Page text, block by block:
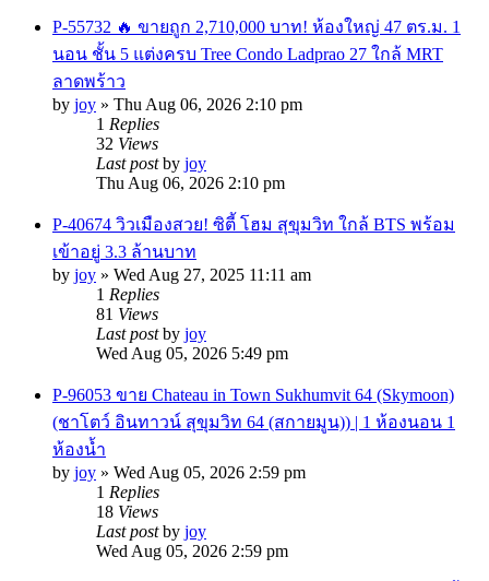
P-55732 🔥 ขายถูก 2,710,000 บาท! ห้องใหญ่ 47 ตร.ม. 1
นอน ชั้น 5 แต่งครบ Tree Condo Ladprao 27 ใกล้ MRT
ลาดพร้าว
by joy » Thu Aug 06, 2026 2:10 pm
1 Replies
32 Views
Last postby joy
Thu Aug 06, 2026 2:10 pm
P-40674 วิวเมืองสวย! ซิตี้ โฮม สุขุมวิท ใกล้ BTS พร้อม
เข้าอยู่ 3.3 ล้านบาท
by joy » Wed Aug 27, 2025 11:11 am
1 Replies
81 Views
Last postby joy
Wed Aug 05, 2026 5:49 pm
P-96053 ขาย Chateau in Town Sukhumvit 64 (Skymoon)
(ชาโตว์ อินทาวน์ สุขุมวิท 64 (สกายมูน)) | 1 ห้องนอน 1
ห้องน้ำ
by joy » Wed Aug 05, 2026 2:59 pm
1 Replies
18 Views
Last postby joy
Wed Aug 05, 2026 2:59 pm